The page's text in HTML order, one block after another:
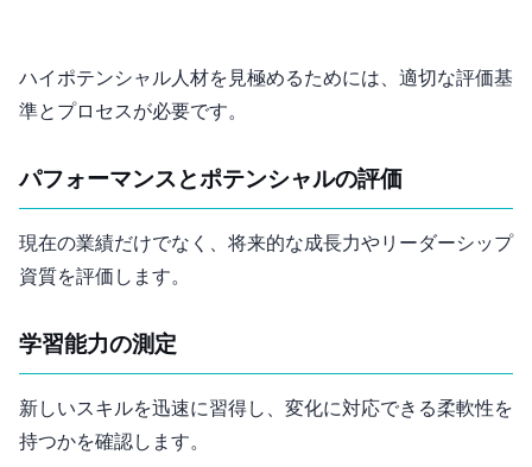
ハイポテンシャル人材を見極めるためには、適切な評価基
準とプロセスが必要です。
パフォーマンスとポテンシャルの評価
現在の業績だけでなく、将来的な成長力やリーダーシップ
資質を評価します。
学習能力の測定
新しいスキルを迅速に習得し、変化に対応できる柔軟性を
持つかを確認します。